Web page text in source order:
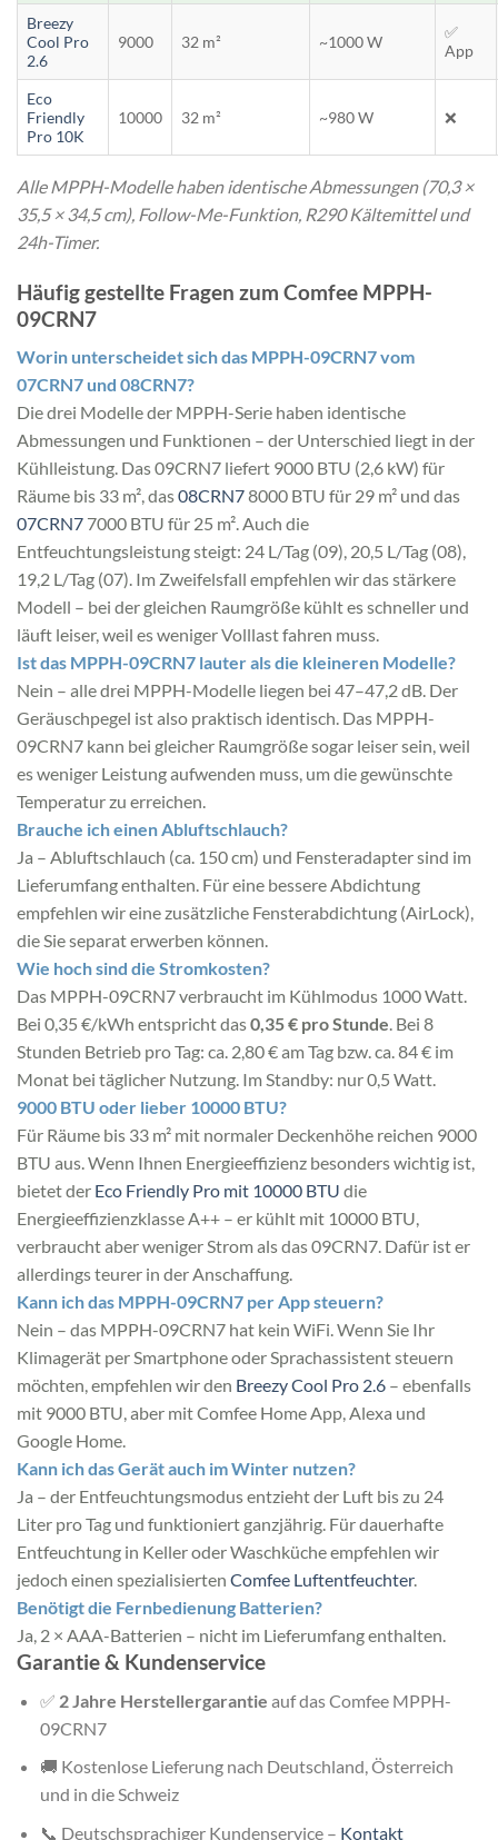
Breezy
Cool Pro
2.6
9000 32 m² ~1000 W
✅
App
Eco
Friendly
Pro 10K
10000 32 m² ~980 W ❌
Alle MPPH-Modelle haben identische Abmessungen (70,3 ×
35,5 × 34,5 cm), Follow-Me-Funktion, R290 Kältemittel und
24h-Timer.
Häufig gestellte Fragen zum Comfee MPPH-
09CRN7
Worin unterscheidet sich das MPPH-09CRN7 vom
07CRN7 und 08CRN7?
Die drei Modelle der MPPH-Serie haben identische
Abmessungen und Funktionen – der Unterschied liegt in der
Kühlleistung. Das 09CRN7 liefert 9000 BTU (2,6 kW) für
Räume bis 33 m², das08CRN78000 BTU für 29 m² und das
07CRN7 7000 BTU für 25 m². Auch die
Entfeuchtungsleistung steigt: 24 L/Tag (09), 20,5 L/Tag (08),
19,2 L/Tag (07). Im Zweifelsfall empfehlen wir das stärkere
Modell – bei der gleichen Raumgröße kühlt es schneller und
läuft leiser, weil es weniger Volllast fahren muss.
Ist das MPPH-09CRN7 lauter als die kleineren Modelle?
Nein – alle drei MPPH-Modelle liegen bei 47–47,2 dB. Der
Geräuschpegel ist also praktisch identisch. Das MPPH-
09CRN7 kann bei gleicher Raumgröße sogar leiser sein, weil
es weniger Leistung aufwenden muss, um die gewünschte
Temperatur zu erreichen.
Brauche ich einen Abluftschlauch?
Ja – Abluftschlauch (ca. 150 cm) und Fensteradapter sind im
Lieferumfang enthalten. Für eine bessere Abdichtung
empfehlen wir eine zusätzliche Fensterabdichtung (AirLock),
die Sie separat erwerben können.
Wie hoch sind die Stromkosten?
Das MPPH-09CRN7 verbraucht im Kühlmodus 1000 Watt.
Bei 0,35 €/kWh entspricht das0,35 € pro Stunde. Bei 8
Stunden Betrieb pro Tag: ca. 2,80 € am Tag bzw. ca. 84 € im
Monat bei täglicher Nutzung. Im Standby: nur 0,5 Watt.
9000 BTU oder lieber 10000 BTU?
Für Räume bis 33 m² mit normaler Deckenhöhe reichen 9000
BTU aus. Wenn Ihnen Energieeffizienz besonders wichtig ist,
bietet der Eco Friendly Pro mit 10000 BTU die
Energieeffizienzklasse A++ – er kühlt mit 10000 BTU,
verbraucht aber weniger Strom als das 09CRN7. Dafür ist er
allerdings teurer in der Anschaffung.
Kann ich das MPPH-09CRN7 per App steuern?
Nein – das MPPH-09CRN7 hat kein WiFi. Wenn Sie Ihr
Klimagerät per Smartphone oder Sprachassistent steuern
möchten, empfehlen wir den Breezy Cool Pro 2.6 – ebenfalls
mit 9000 BTU, aber mit Comfee Home App, Alexa und
Google Home.
Kann ich das Gerät auch im Winter nutzen?
Ja – der Entfeuchtungsmodus entzieht der Luft bis zu 24
Liter pro Tag und funktioniert ganzjährig. Für dauerhafte
Entfeuchtung in Keller oder Waschküche empfehlen wir
jedoch einen spezialisierten Comfee Luftentfeuchter.
Benötigt die Fernbedienung Batterien?
Ja, 2 × AAA-Batterien – nicht im Lieferumfang enthalten.
Garantie & Kundenservice
✅ 2 Jahre Herstellergarantie auf das Comfee MPPH-
09CRN7
🚚 Kostenlose Lieferung nach Deutschland, Österreich
und in die Schweiz
📞 Deutschsprachiger Kundenservice – Kontakt